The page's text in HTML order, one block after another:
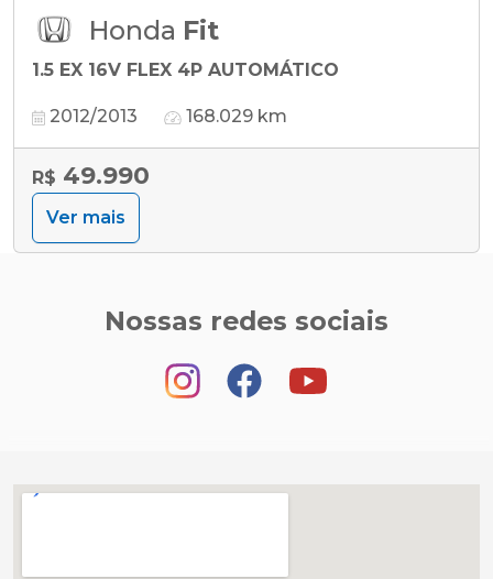
Honda Fit
1.5 EX 16V FLEX 4P AUTOMÁTICO
2012/2013 168.029 km
R$ 49.990
Ver mais
Nossas redes sociais